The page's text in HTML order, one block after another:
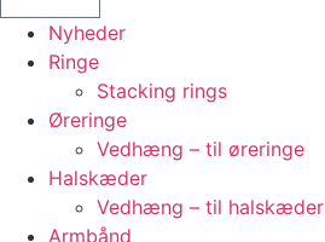
Nyheder
Ringe
Stacking rings
Øreringe
Vedhæng – til øreringe
Halskæder
Vedhæng – til halskæder
Armbånd